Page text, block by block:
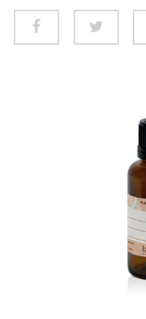
HUID & LICHAAM
CADEAUBON